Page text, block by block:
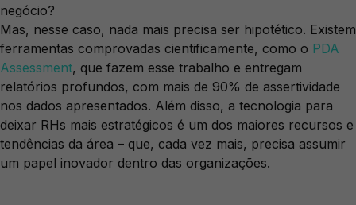
negócio?
Mas, nesse caso, nada mais precisa ser hipotético. Existem
ferramentas comprovadas cientificamente, como o PDA
Assessment, que fazem esse trabalho e entregam
relatórios profundos, com mais de 90% de assertividade
nos dados apresentados. Além disso, a tecnologia para
deixar RHs mais estratégicos é um dos maiores recursos e
tendências da área – que, cada vez mais, precisa assumir
um papel inovador dentro das organizações.